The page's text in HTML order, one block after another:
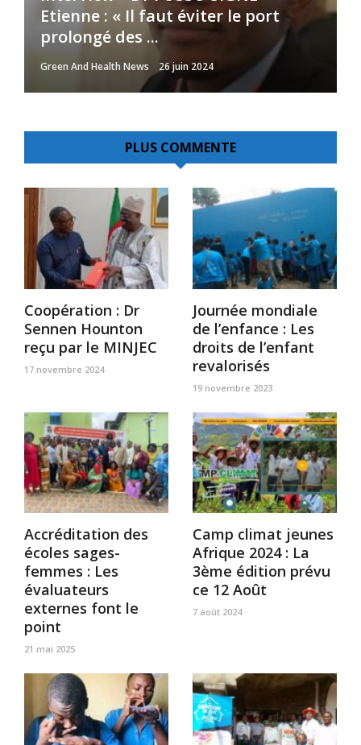
Etienne : « Il faut éviter le port
prolongé des ...
Green And Health News 26 juin 2024
L’assainissement de la carte
sanitaire est un impératif
Green And Health News 5 octobre 2023
l’institutionnalisation de la Santé
Communautaire ...
Green And Health News 20 novembre 2024
sursaut politique pour relancer la
lutte
Green And Health News 29 juillet 2026
digitalisation des messages de
sensibilisation au Cameroun
Green And Health News 13 janvier 2025
PLUS COMMENTE
Coopération : Dr
Sennen Hounton
reçu par le MINJEC
17 novembre 2024
Journée mondiale
de l’enfance : Les
droits de l’enfant
revalorisés
19 novembre 2023
Accréditation des
écoles sages-
femmes : Les
évaluateurs
externes font le
point
21 mai 2025
Camp climat jeunes
Afrique 2024 : La
3ème édition prévu
ce 12 Août
7 août 2024